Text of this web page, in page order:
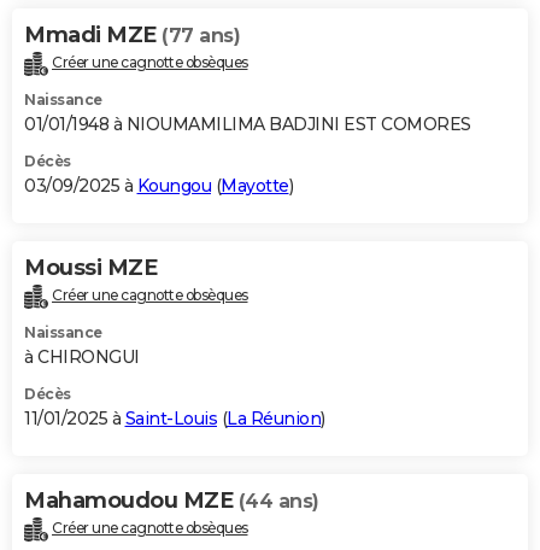
Mmadi MZE (77 ans)
Créer une cagnotte obsèques
Naissance
01/01/1948 à NIOUMAMILIMA BADJINI EST COMORES
Décès
03/09/2025 à Koungou (Mayotte)
Moussi MZE
Créer une cagnotte obsèques
Naissance
à CHIRONGUI
Décès
11/01/2025 à Saint-Louis (La Réunion)
Mahamoudou MZE (44 ans)
Créer une cagnotte obsèques